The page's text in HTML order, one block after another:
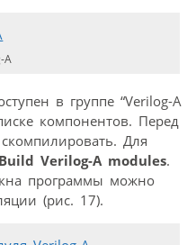
A
в группе “Verilog-A
компонентов. Перед
Для
Verilog-A modules.
программы можно
(рис. 17).